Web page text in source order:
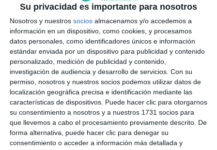
Su privacidad es importante para nosotros
Nosotros y nuestros socios almacenamos y/o accedemos a
información en un dispositivo, como cookies, y procesamos
datos personales, como identificadores únicos e información
estándar enviada por un dispositivo para publicidad y contenido
personalizado, medición de publicidad y contenido,
investigación de audiencia y desarrollo de servicios. Con su
permiso, nosotros y nuestros socios podemos utilizar datos de
localización geográfica precisa e identificación mediante las
características de dispositivos. Puede hacer clic para otorgarnos
su consentimiento a nosotros y a nuestros 1731 socios para
que llevemos a cabo el procesamiento previamente descrito. De
forma alternativa, puede hacer clic para denegar su
consentimiento o acceder a información más detallada y
ACTUALIDAD
Maldonado acusa al PSOE de
mentir con el presupuesto de la
Oficina de Captación de Fondos
ACTUALIDAD
Maldonado destaca que Por Mi
Pueblo es ya la cuarta fuerza
política de la provincia
POR MI PUEBLO